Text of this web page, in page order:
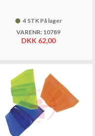
4 STK På lager
VARENR: 10789
DKK 62,00